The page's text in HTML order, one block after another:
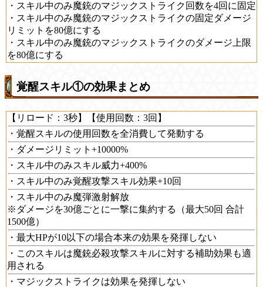
・スキル中のみ魔銃のマジックストライク回数を4回に固定
・スキル中のみ魔銃のマジックストライクの固定ダメージ
リミットを80億にする
・スキル中のみ魔銃のマジックストライクのダメージ上限
を80億にする
覚醒スキル①の効果まとめ
【リロード：3秒】【使用回数：3回】
・覚醒スキルの使用回数を全消費して発動する
・ダメージリミット+10000%
・スキル中のみスキル威力+400%
・スキル中のみ覚醒攻撃スキル効果+10回
・スキル中のみ魔弾激射解放
※ダメージを30億ごとに一撃に集約する（最大50回 合計
1500億）
・最大HPが10以下の場合本来の効果を発揮しない
・このスキルは魔銃必殺攻撃スキルに対する補助効果も適
用される
・マジックストライクは効果を発揮しない